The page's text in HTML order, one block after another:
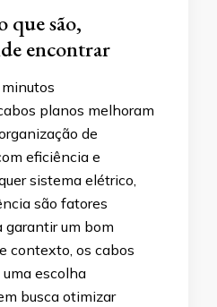
que são,
encontrar
minutos
planos melhoram
de
eficiência e
sistema elétrico,
são fatores
um bom
contexto, os cabos
escolha
busca otimizar